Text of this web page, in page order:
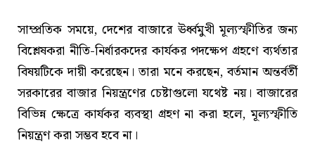
সাম্প্রতিক সময়ে, দেশের বাজারে ঊর্ধ্বমুখী মূল্যস্ফীতির জন্য
বিশ্লেষকরা নীতি-নির্ধারকদের কার্যকর পদক্ষেপ গ্রহণে ব্যর্থতার
বিষয়টিকে দায়ী করেছেন। তারা মনে করছেন, বর্তমান অন্তর্বর্তী
সরকারের বাজার নিয়ন্ত্রণের চেষ্টাগুলো যথেষ্ট নয়। বাজারের
বিভিন্ন ক্ষেত্রে কার্যকর ব্যবস্থা গ্রহণ না করা হলে, মূল্যস্ফীতি
নিয়ন্ত্রণ করা সম্ভব হবে না।